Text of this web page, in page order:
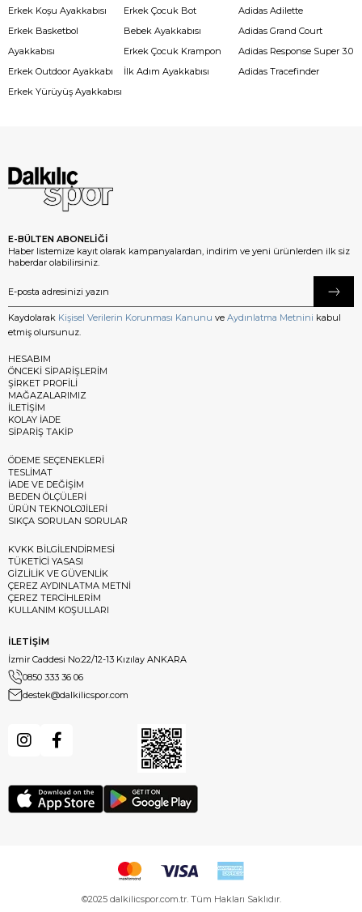
Erkek Koşu Ayakkabısı
Erkek Basketbol
Ayakkabısı
Erkek Outdoor Ayakkabı
Erkek Yürüyüş Ayakkabısı
Erkek Çocuk Bot
Bebek Ayakkabısı
Erkek Çocuk Krampon
İlk Adım Ayakkabısı
Adidas Adilette
Adidas Grand Court
Adidas Response Super 3.0
Adidas Tracefinder
E-BÜLTEN ABONELİĞİ
Haber listemize kayıt olarak kampanyalardan, indirim ve yeni ürünlerden ilk siz
haberdar olabilirsiniz.
Kaydolarak Kişisel Verilerin Korunması Kanunu ve Aydınlatma Metnini kabul
etmiş olursunuz.
HESABIM
ÖNCEKİ SİPARİŞLERİM
ŞİRKET PROFİLİ
MAĞAZALARIMIZ
İLETİŞİM
KOLAY İADE
SİPARİŞ TAKİP
ÖDEME SEÇENEKLERİ
TESLİMAT
İADE VE DEĞİŞİM
BEDEN ÖLÇÜLERİ
ÜRÜN TEKNOLOJİLERİ
SIKÇA SORULAN SORULAR
KVKK BİLGİLENDİRMESİ
TÜKETİCİ YASASI
GİZLİLİK VE GÜVENLİK
ÇEREZ AYDINLATMA METNİ
ÇEREZ TERCİHLERİM
KULLANIM KOŞULLARI
İLETİŞİM
İzmir Caddesi No:22/12-13 Kızılay ANKARA
0850 333 36 06
destek@dalkilicspor.com
©2025 dalkilicspor.com.tr. Tüm Hakları Saklıdır.